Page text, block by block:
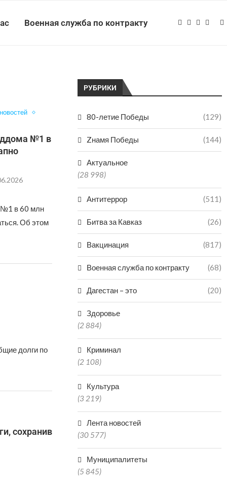
Военная служба по контракту
№1 в
№1 в 60 млн
Об этом
долги по
сохранив
РУБРИКИ
80-летие Победы (129)
Zнамя Победы (144)
Актуальное
(28 998)
Антитеррор (511)
Битва за Кавказ (26)
Вакцинация (817)
Военная служба по контракту (68)
Дагестан – это (20)
Здоровье
(2 884)
Криминал
(2 108)
Культура
(3 219)
Лента новостей
(30 577)
Муниципалитеты
(5 845)